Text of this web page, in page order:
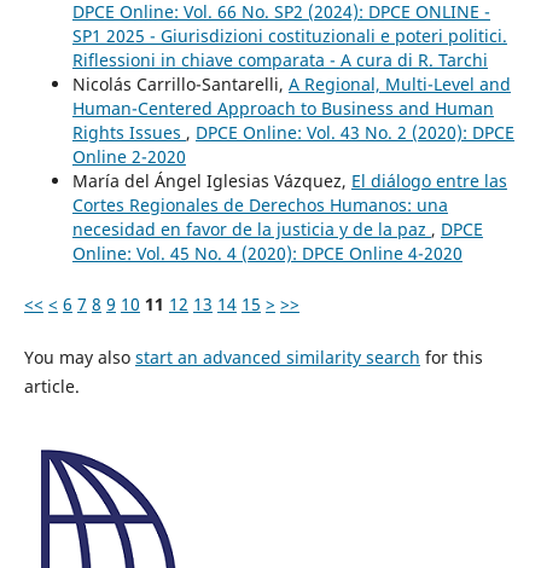
DPCE Online: Vol. 66 No. SP2 (2024): DPCE ONLINE -
SP1 2025 - Giurisdizioni costituzionali e poteri politici.
Riflessioni in chiave comparata - A cura di R. Tarchi
Nicolás Carrillo-Santarelli, A Regional, Multi-Level and
Human-Centered Approach to Business and Human
Rights Issues , DPCE Online: Vol. 43 No. 2 (2020): DPCE
Online 2-2020
María del Ángel Iglesias Vázquez, El diálogo entre las
Cortes Regionales de Derechos Humanos: una
necesidad en favor de la justicia y de la paz , DPCE
Online: Vol. 45 No. 4 (2020): DPCE Online 4-2020
<< < 6 7 8 9 10 11 12 13 14 15 > >>
You may also start an advanced similarity search for this
article.